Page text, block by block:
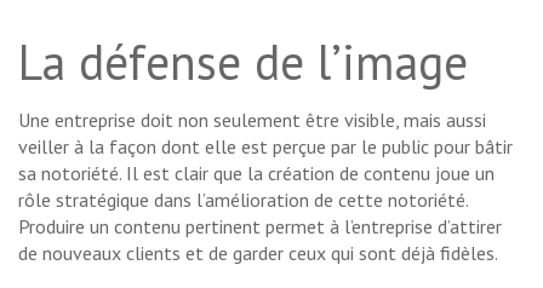
La défense de l’image
Une entreprise doit non seulement être visible, mais aussi
veiller à la façon dont elle est perçue par le public pour bâtir
sa notoriété. Il est clair que la création de contenu joue un
rôle stratégique dans l’amélioration de cette notoriété.
Produire un contenu pertinent permet à l’entreprise d’attirer
de nouveaux clients et de garder ceux qui sont déjà fidèles.